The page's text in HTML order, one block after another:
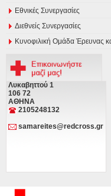
Εθνικές Συνεργασίες
Διεθνείς Συνεργασίες
Κυνοφιλική Ομάδα Έρευνας
Λυκαβηττού 1
106 72
ΑΘΗΝΑ
2105248132
samareites@redcross.gr